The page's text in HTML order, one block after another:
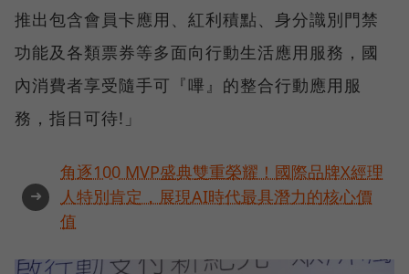
推出包含會員卡應用、紅利積點、身分識別門禁
功能及各類票券等多面向行動生活應用服務，國
內消費者享受隨手可『嗶』的整合行動應用服
務，指日可待!」
➜
角逐100 MVP盛典雙重榮耀！國際品牌X經理
人特別肯定，展現AI時代最具潛力的核心價
值